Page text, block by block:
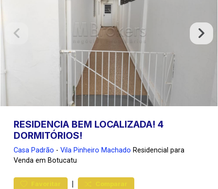
RESIDENCIA BEM LOCALIZADA! 4
DORMITÓRIOS!
Casa Padrão - Vila Pinheiro Machado Residencial para
Venda em Botucatu
Favoritar | Comparar